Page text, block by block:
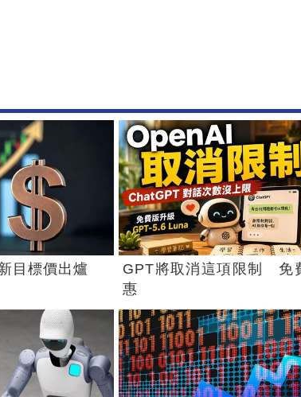
目標價出爐
GPT將取消這項限制 免
惠